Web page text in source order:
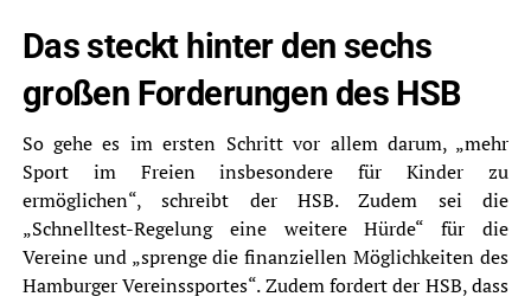
Das steckt hinter den sechs
großen Forderungen des HSB
So gehe es im ersten Schritt vor allem darum, „mehr
Sport im Freien insbesondere für Kinder zu
ermöglichen“, schreibt der HSB. Zudem sei die
„Schnelltest-Regelung eine weitere Hürde“ für die
Vereine und „sprenge die finanziellen Möglichkeiten des
Hamburger Vereinssportes“. Zudem fordert der HSB, dass